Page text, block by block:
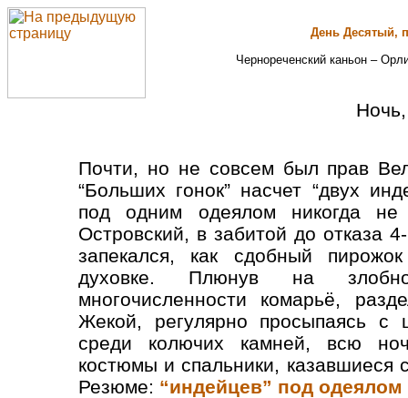
День Десятый,
Чернореченский каньон –
Почти, но не совсем был прав
“Больших гонок” насчет “двух
под одним одеялом никогда не
Островский, в забитой до отказа
запекался, как сдобный
духовке. Плюнув на
многочисленности комарьё,
Жекой, регулярно просыпаясь с
среди колючих камней, всю
костюмы и спальники, казавшиеся
Резюме: “индейцев” под